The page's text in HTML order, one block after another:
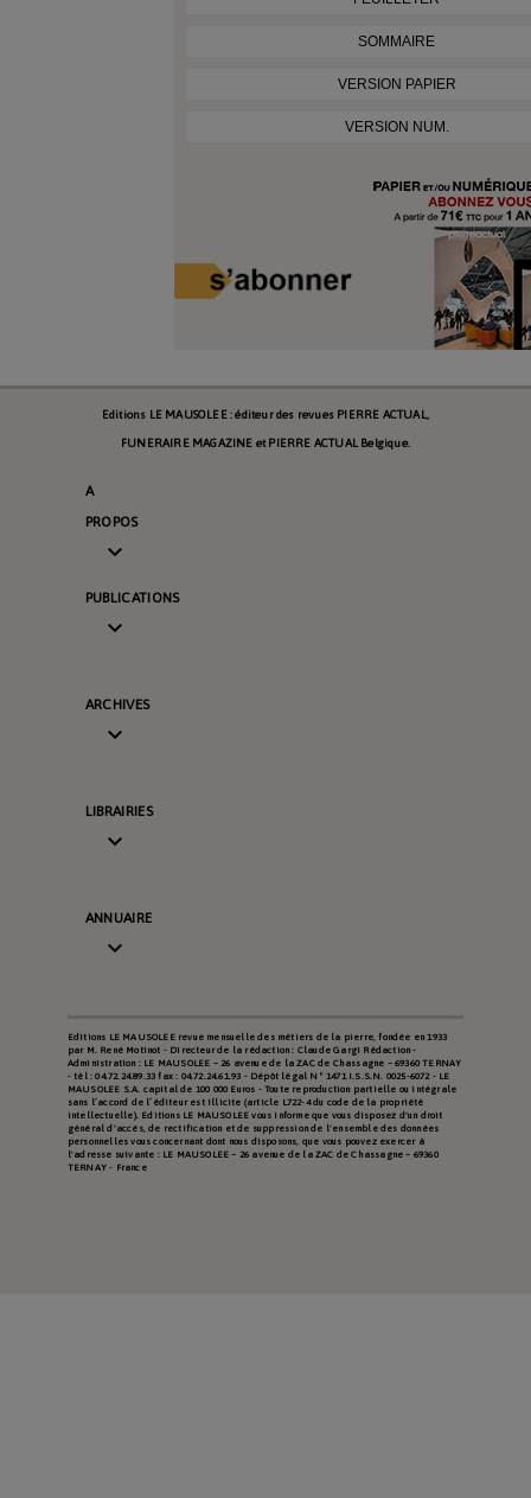
SOMMAIRE
VERSION PAPIER
VERSION NUM.
Editions LE MAUSOLEE : éditeur des revues PIERRE ACTUAL,
FUNERAIRE MAGAZINE et PIERRE ACTUAL Belgique.
A
PROPOS

PUBLICATIONS

ARCHIVES

LIBRAIRIES

ANNUAIRE

Editions LE MAUSOLEE revue mensuelle des métiers de la pierre, fondée en 1933
par M. René Motinot - Directeur de la rédaction : Claude Gargi Rédaction -
Administration : LE MAUSOLEE – 26 avenue de la ZAC de Chassagne – 69360 TERNAY
- tél : 04.72.24.89.33 fax : 04.72.24.61.93 - Dépôt légal N° 1471 I.S.S.N. 0025-6072 - LE
MAUSOLEE S.A. capital de 100 000 Euros - Toute reproduction partielle ou intégrale
sans l’accord de l’éditeur est illicite (article L722-4 du code de la propriété
intellectuelle). Editions LE MAUSOLEE vous informe que vous disposez d'un droit
général d'accès, de rectification et de suppression de l'ensemble des données
personnelles vous concernant dont nous disposons, que vous pouvez exercer à
l'adresse suivante : LE MAUSOLEE – 26 avenue de la ZAC de Chassagne – 69360
TERNAY - France